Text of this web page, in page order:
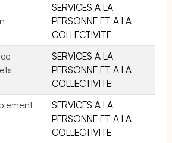
SERVICES A LA
PERSONNE ET A LA
COLLECTIVITE
SERVICES A LA
PERSONNE ET A LA
COLLECTIVITE
SERVICES A LA
PERSONNE ET A LA
COLLECTIVITE